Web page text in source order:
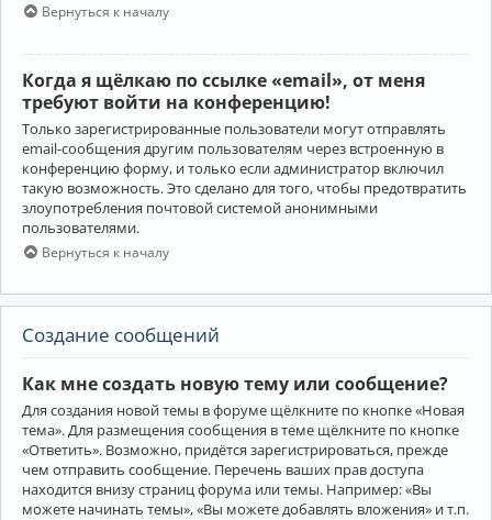
Вернуться к началу
Когда я щёлкаю по ссылке «email», от меня
требуют войти на конференцию!
Только зарегистрированные пользователи могут отправлять
email-сообщения другим пользователям через встроенную в
конференцию форму, и только если администратор включил
такую возможность. Это сделано для того, чтобы предотвратить
злоупотребления почтовой системой анонимными
пользователями.
Вернуться к началу
Создание сообщений
Как мне создать новую тему или сообщение?
Для создания новой темы в форуме щёлкните по кнопке «Новая
тема». Для размещения сообщения в теме щёлкните по кнопке
«Ответить». Возможно, придётся зарегистрироваться, прежде
чем отправить сообщение. Перечень ваших прав доступа
находится внизу страниц форума или темы. Например: «Вы
можете начинать темы», «Вы можете добавлять вложения» и т.п.